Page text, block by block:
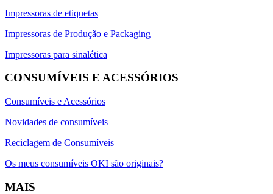
Impressoras de etiquetas
Impressoras de Produção e Packaging
Impressoras para sinalética
CONSUMÍVEIS E ACESSÓRIOS
Consumíveis e Acessórios
Novidades de consumíveis
Reciclagem de Consumíveis
Os meus consumíveis OKI são originais?
MAIS